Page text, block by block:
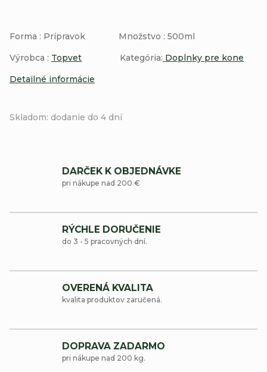
Skladom: dodanie do 4 dní
Forma : Prípravok Množstvo : 500ml
Výrobca : Topvet Kategória: Doplnky pre kone
Detailné informácie
DARČEK K OBJEDNÁVKE
pri nákupe nad 200 €
RÝCHLE DORUČENIE
do 3 - 5 pracovných dní.
OVERENÁ KVALITA
kvalita produktov zaručená.
DOPRAVA ZADARMO
pri nákupe nad 200 kg.